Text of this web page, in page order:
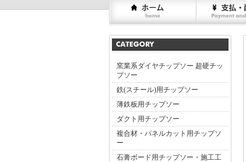
窯業系ダイヤチップソー 超硬チッ
プソー
鉄(スチール)用チップソー
薄鉄板用チップソー
ダクト用チップソー
複合材・パネルカット用チップソ
ー
石膏ボード用チップソー・施工工